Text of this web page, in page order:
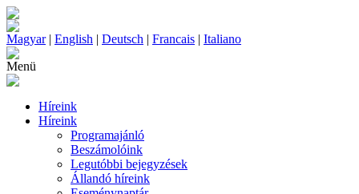
Magyar| English | Deutsch | Francais | Italiano
Menü
Híreink
Híreink
Programajánló
Beszámolóink
Legutóbbi bejegyzések
Állandó híreink